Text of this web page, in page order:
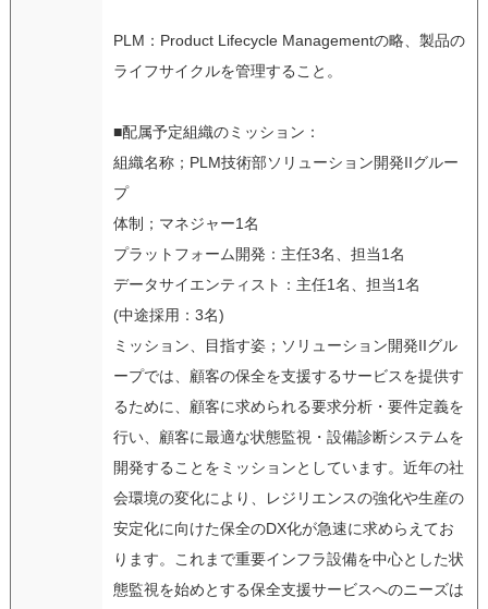
PLM：Product Lifecycle Managementの略、製品の
ライフサイクルを管理すること。
■配属予定組織のミッション：
組織名称；PLM技術部ソリューション開発IIグルー
プ
体制；マネジャー1名
プラットフォーム開発：主任3名、担当1名
データサイエンティスト：主任1名、担当1名
(中途採用：3名)
ミッション、目指す姿；ソリューション開発IIグル
ープでは、顧客の保全を支援するサービスを提供す
るために、顧客に求められる要求分析・要件定義を
行い、顧客に最適な状態監視・設備診断システムを
開発することをミッションとしています。近年の社
会環境の変化により、レジリエンスの強化や生産の
安定化に向けた保全のDX化が急速に求めらえてお
ります。これまで重要インフラ設備を中心とした状
態監視を始めとする保全支援サービスへのニーズは